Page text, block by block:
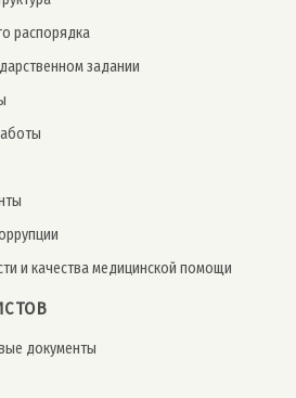
распорядка
задании
и качества медицинской помощи
документы